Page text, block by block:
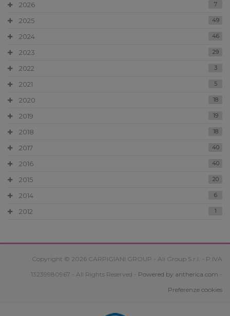
2026
7
2025 49
2024 46
2023 29
2022 3
2021 5
2020 18
2019 19
2018 18
2017 40
2016 40
2015 20
2014 6
2012 1
Copyright © 2026 CARPIGIANI GROUP - Ali Group S.r.l. - P.IVA
13239980967 - All Rights Reserved - Powered by antherica.com -
Preferenze cookies